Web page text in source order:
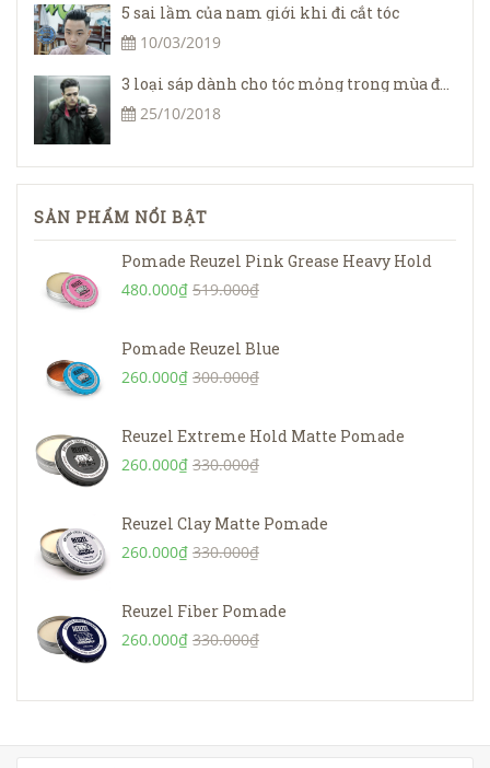
5 sai lầm của nam giới khi đi cắt tóc
10/03/2019
25/10/2018
SẢN PHẨM NỔI BẬT
Pomade Reuzel Pink Grease Heavy Hold
480.000₫ 519.000₫
Pomade Reuzel Blue
260.000₫ 300.000₫
Reuzel Extreme Hold Matte Pomade
260.000₫ 330.000₫
Reuzel Clay Matte Pomade
260.000₫ 330.000₫
Reuzel Fiber Pomade
260.000₫ 330.000₫